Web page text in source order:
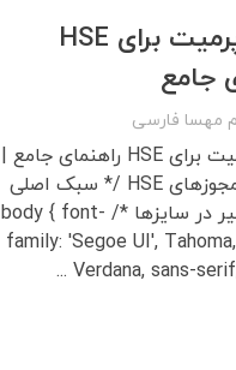
صدور پرمیت برای HSE
جامع
مهسا فارسی
صدور پرمیت برای HSE راهنمای جامع |
مدیریت مجوزهای HSE /* سبک اصلی
بدون تغییر در سایزها */ body { font-
family: 'Segoe UI',
Verdana, sans-serif;